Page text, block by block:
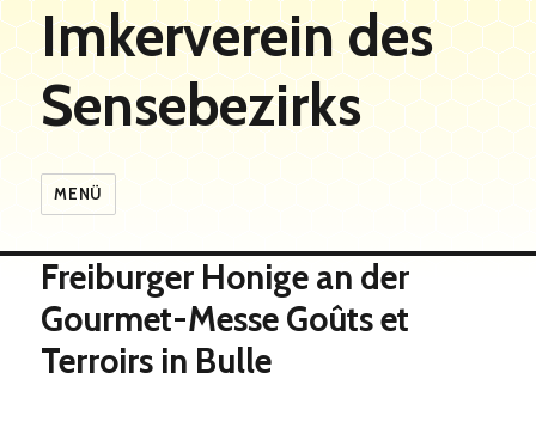
Imkerverein des
Sensebezirks
MENÜ
Freiburger Honige an der
Gourmet-Messe Goûts et
Terroirs in Bulle